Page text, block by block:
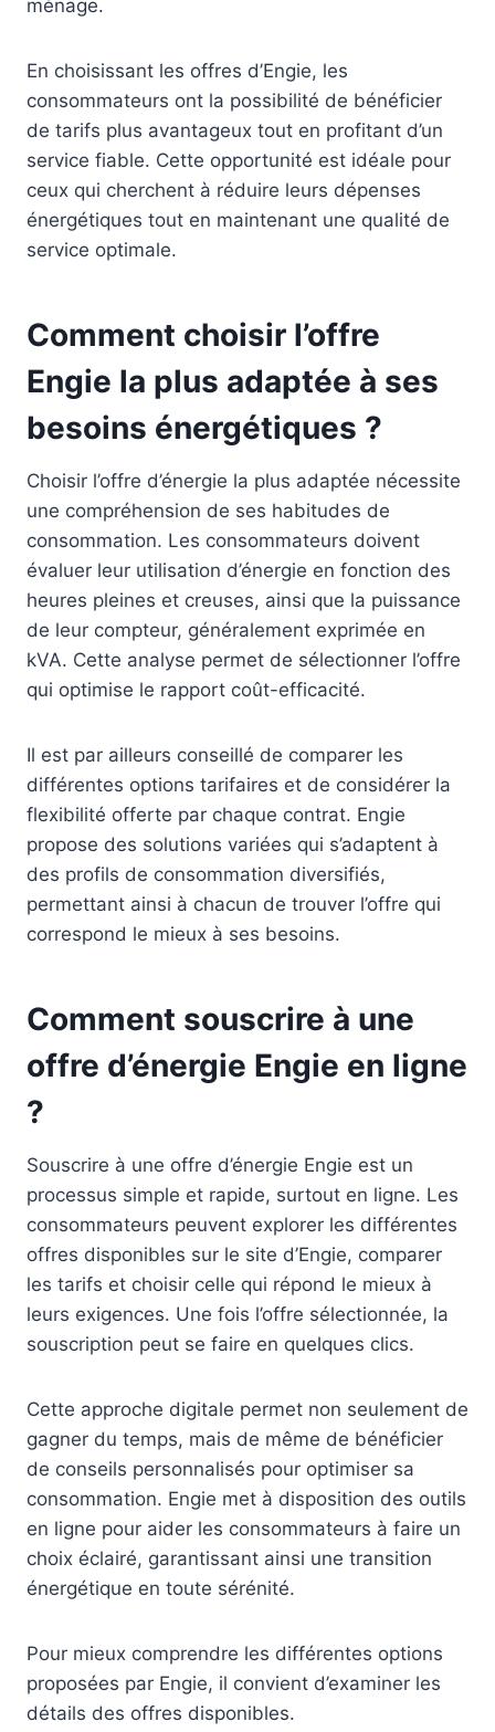
ménage.
En choisissant les offres d’Engie, les
consommateurs ont la possibilité de bénéficier
de tarifs plus avantageux tout en profitant d’un
service fiable. Cette opportunité est idéale pour
ceux qui cherchent à réduire leurs dépenses
énergétiques tout en maintenant une qualité de
service optimale.
Comment choisir l’offre
Engie la plus adaptée à ses
besoins énergétiques ?
Choisir l’offre d’énergie la plus adaptée nécessite
une compréhension de ses habitudes de
consommation. Les consommateurs doivent
évaluer leur utilisation d’énergie en fonction des
heures pleines et creuses, ainsi que la puissance
de leur compteur, généralement exprimée en
kVA. Cette analyse permet de sélectionner l’offre
qui optimise le rapport coût-efficacité.
Il est par ailleurs conseillé de comparer les
différentes options tarifaires et de considérer la
flexibilité offerte par chaque contrat. Engie
propose des solutions variées qui s’adaptent à
des profils de consommation diversifiés,
permettant ainsi à chacun de trouver l’offre qui
correspond le mieux à ses besoins.
Comment souscrire à une
offre d’énergie Engie en ligne
?
Souscrire à une offre d’énergie Engie est un
processus simple et rapide, surtout en ligne. Les
consommateurs peuvent explorer les différentes
offres disponibles sur le site d’Engie, comparer
les tarifs et choisir celle qui répond le mieux à
leurs exigences. Une fois l’offre sélectionnée, la
souscription peut se faire en quelques clics.
Cette approche digitale permet non seulement de
gagner du temps, mais de même de bénéficier
de conseils personnalisés pour optimiser sa
consommation. Engie met à disposition des outils
en ligne pour aider les consommateurs à faire un
choix éclairé, garantissant ainsi une transition
énergétique en toute sérénité.
Pour mieux comprendre les différentes options
proposées par Engie, il convient d’examiner les
détails des offres disponibles.